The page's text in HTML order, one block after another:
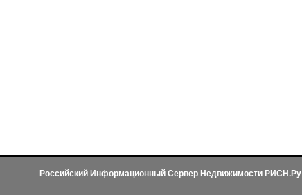
Российский Информационный Сервер Недвижимости РИСН.Ру